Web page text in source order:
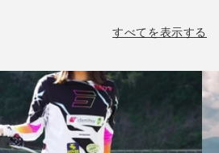
すべてを表示する